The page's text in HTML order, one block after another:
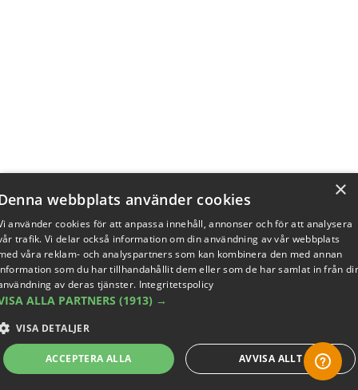
×
webbplats använder cookies
använder cookies för att anpassa innehåll, annonser och för att analysera
trafik. Vi delar också information om din användning av vår webbplats
våra reklam- och analyspartners som kan kombinera den med annan
som du har tillhandahållit dem eller som de har samlat in från
av deras tjänster. Integritetspolicy
ALLA PARTNERS (1913) →
VISA DETALJER
ACCEPTERA ALLA AVVISA ALLT